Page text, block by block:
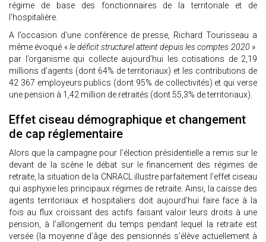
régime de base des fonctionnaires de la territoriale et de
l’hospitalière.
A l’occasion d’une conférence de presse, Richard Tourisseau a
même évoqué «le déficit structurel atteint depuis les comptes 2020 »
par l’organisme qui collecte aujourd’hui les cotisations de 2,19
millions d’agents (dont 64% de territoriaux) et les contributions de
42 367 employeurs publics (dont 95% de collectivités) et qui verse
une pension à 1,42 million de retraités (dont 55,3% de territoriaux).
Effet ciseau démographique et changement
de cap réglementaire
Alors que la campagne pour l’élection présidentielle a remis sur le
devant de la scène le débat sur le financement des régimes de
retraite, la situation de la CNRACL illustre parfaitement l’effet ciseau
qui asphyxie les principaux régimes de retraite. Ainsi, la caisse des
agents territoriaux et hospitaliers doit aujourd’hui faire face à la
fois au flux croissant des actifs faisant valoir leurs droits à une
pension, à l’allongement du temps pendant lequel la retraite est
versée (la moyenne d’âge des pensionnés s’élève actuellement à